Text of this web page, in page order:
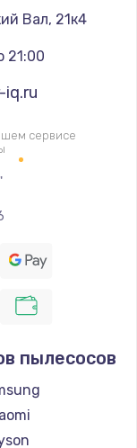
Вал, 21к4
21:00
iq.ru
сервисе
пылесосов